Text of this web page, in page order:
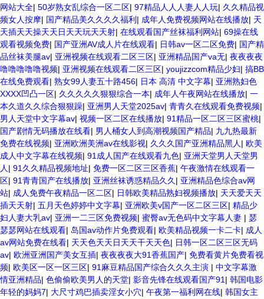
网站大全| 50岁熟女乱综合一区二区| 97精品人人人妻人人玩| 久久精品视
频女人按摩| 国产精品美久久久久福利 | 成年人免费视频网站在线播放| 天
天插天天操天天日天天玩天天射| 在线观看国产丝袜福利网站| 69操在线
观看视频免费| 国产亚洲AV成人片在线观看| 日韩av一区二区免费| 国产精
品丝袜美腿av| 亚洲视频在线观看二区三区| 亚洲精品国产va无| 夜夜夜夜
噜噜噜噜噜视频| 亚洲视频在线观看二区三区| youjizzcom精品少妇| 搞BB
在线免费观看| 熟女99人妻五十路456| 日本 高清 中文字幕| 亚洲熟妇色
XXXX凹凸一区| 久久久久久狠狠综合一本| 成年人午夜网站在线播放| 一
本久道久久综合狠狠躁| 亚洲男人天堂2025av| 青青久在线观看免费视频|
男人天堂中文字幕av| 视频一区二区在线播放| 91精品一区二区三区蜜桃|
国产剧情无码播放在线看| 男人桶女人到高潮视频国产精品| 九九热最新
免费在线视频| 亚洲欧洲美洲av在线影视| 久久久国产亚洲精品黑人 | 欧美
成人中文字幕在线视频| 91成人国产在线观看九色| 亚洲天堂男人天堂男
人 | 91久久精品视频地址| 免费一区二区三区香蕉| 午夜激情在线观看一
区| 91青青国产在线播放| 亚洲丝袜诱惑精品久久 | 亚洲精品色综合av网
站| 成人免费午夜精品一区二区| 日韩欧美精品熟妇视频播放| 天天爱天天
插天天射| 五月天色婷婷中文字幕| 亚洲欧美v国产一区二区三区| 精品少
妇人妻大乳av| 亚洲一二三区免费视频| 蜜臀av无色码中文字幕人妻 | 瑟
瑟瑟网站在线观看| 岛国av动作片免费观看| 欧美精品视频一卡二卡| 成人
av网站免费在线看| 天天色天天日天天干天天色| 日韩一区二区三区无码
av| 欧洲亚洲国产美女互插| 夜夜夜夜大91香蕉国产| 免费看黄片免费看视
频| 欧美区一区一区三区| 91麻豆精品国产综合久久久主演 | 中文字幕激
情亚洲精品| 色偷偷欧美男人的天堂| 影音先锋在线观看国产91 | 韩国电影
年轻的妈妈7| 大尺寸鸡巴插卖淫女小穴| 午夜第一福利网在线| 韩国女主